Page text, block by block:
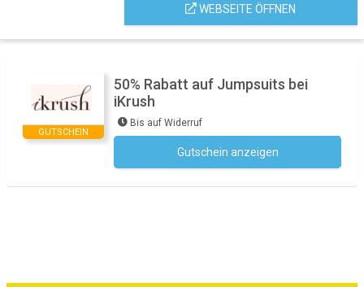
WEBSEITE ÖFFNEN
GUTSCHEIN
50% Rabatt auf Jumpsuits bei
iKrush
Bis auf Widerruf
Gutschein anzeigen